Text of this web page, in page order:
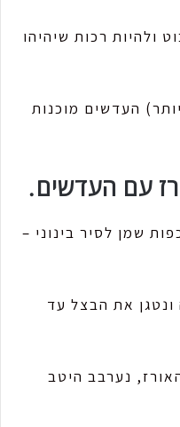
ולהיות רכות שיהיהו
העדשים מוכנות
עם העדשים.
בצל אחד דק ונוסיף 3 כפות שמן לסיר בינוני –
ונטגן את הבצל עד
נערבב היטב